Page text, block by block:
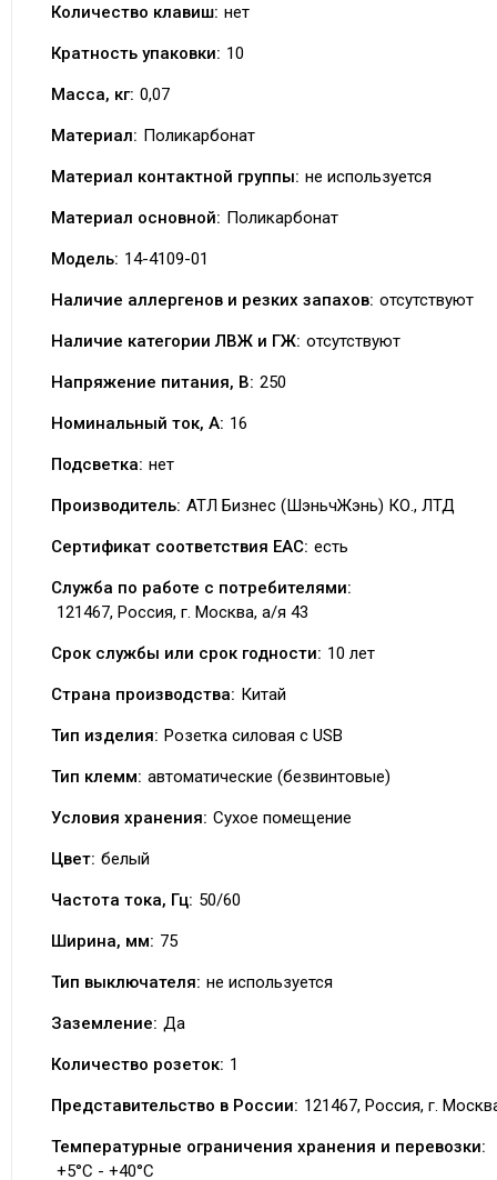
Количество клавиш: нет
Кратность упаковки: 10
Масса, кг: 0,07
Материал: Поликарбонат
Материал контактной группы: не используется
Материал основной: Поликарбонат
Модель: 14-4109-01
Наличие аллергенов и резких запахов: отсутствуют
Наличие категории ЛВЖ и ГЖ: отсутствуют
Напряжение питания, В: 250
Номинальный ток, А: 16
Подсветка: нет
Производитель: АТЛ Бизнес (ШэньчЖэнь) КО., ЛТД
Сертификат соответствия EAC: есть
Служба по работе с потребителями:
121467, Россия, г. Москва, а/я 43
Срок службы или срок годности: 10 лет
Страна производства: Китай
Тип изделия: Розетка силовая с USB
Тип клемм: автоматические (безвинтовые)
Условия хранения: Сухое помещение
Цвет: белый
Частота тока, Гц: 50/60
Ширина, мм: 75
Тип выключателя: не используется
Заземление: Да
Количество розеток: 1
Представительство в России: 121467, Россия, г.
Температурные ограничения хранения и перевозки:
+5°C - +40°C